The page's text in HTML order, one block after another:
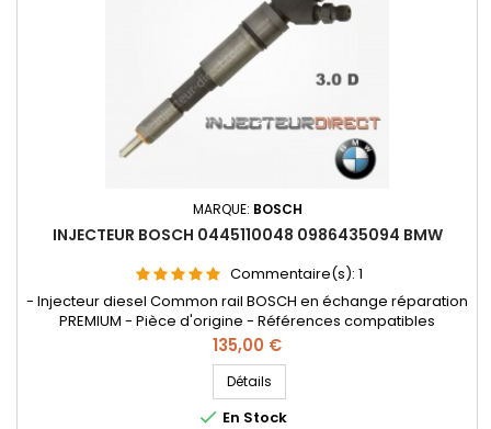
MARQUE: BOSCH
INJECTEUR BOSCH 0445110048 0986435094 BMW
Commentaire(s): 1
- Injecteur diesel Common rail BOSCH en échange réparation
PREMIUM - Pièce d'origine - Références compatibles
: 0445110040 , 0986435094 , 13537785574 , 13537785985 - Pour
motorisation BMW
Prix
135,00 €
Détails
 En Stock